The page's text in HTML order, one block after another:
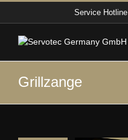
Service Hotline
Grillzange